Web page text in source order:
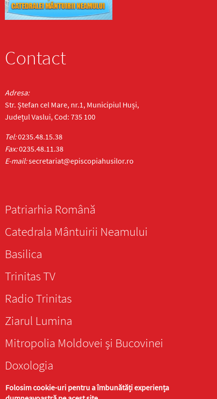
Contact
Adresa:
Str. Ștefan cel Mare, nr.1, Municipiul Huși,
Județul Vaslui, Cod: 735 100
Tel:0235.48.15.38
Fax:0235.48.11.38
E-mail:secretariat@episcopiahusilor.ro
Patriarhia Română
Catedrala Mântuirii Neamului
Basilica
Trinitas TV
Radio Trinitas
Ziarul Lumina
Mitropolia Moldovei și Bucovinei
Doxologia
Folosim cookie-uri pentru a îmbunătăți experiența